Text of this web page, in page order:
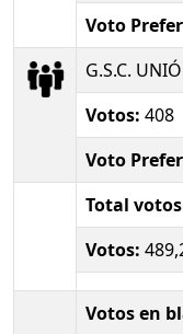
Voto
G.S.C.
Votos: 408
Voto
Total
Votos:
Votos en